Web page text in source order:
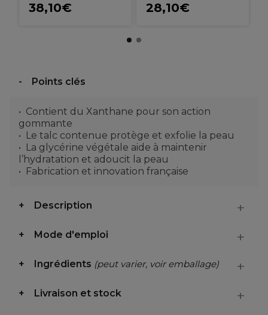
38,10€ 28,10€
Points clés
Contient du Xanthane pour son action
gommante
Le talc contenue protège et exfolie la peau
La glycérine végétale aide à maintenir
l’hydratation et adoucit la peau
Fabrication et innovation française
Description
Mode d'emploi
Ingrédients (peut varier, voir emballage)
Livraison et stock